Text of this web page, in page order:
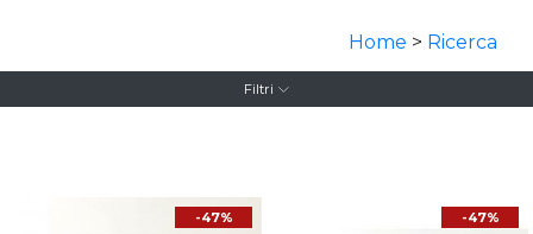
Home > Ricerca
Filtri
-47% -47%